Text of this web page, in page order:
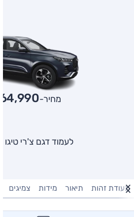
מחיר-₪164,990
לעמוד דגם צ'רי טיגו 7 פרו
תעודת זהות תיאור מידות צמיגים